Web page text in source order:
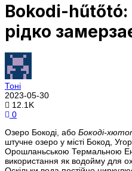
Bokodi-hűtőtó:
рідко
Тоні
2023-05-30
12.1K
0
Озеро Бокоді, або Бокоді-
штучне озеро у місті Бокод,
Орошланьською Термальною
використання як водойму для